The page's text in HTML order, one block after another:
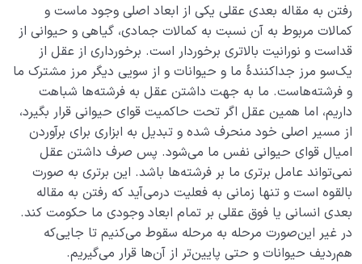
رفتن به مقاله بعدی عقلی یکی از ابعاد اصلی وجود ماست و
کمالات مربوط به آن نسبت به کمالات جمادی، گیاهی و حیوانی از
قداست و نورانیت بالاتری برخوردار است. برخورداری از عقل از
یک‌سو مرز جداکنندۀ ما و حیوانات و از سویی دیگر مرز مشترک ما
و فرشته‌هاست. ما به جهت داشتن عقل به فرشته‌ها شباهت
داریم، اما همین عقل اگر تحت حاکمیت قوای حیوانی قرار بگیرد،
از مسیر اصلی خود منحرف شده و تبدیل به ابزاری برای برآوردن
امیال قوای حیوانی نفس ما می‌شود. پس صرف داشتن عقل
نمی‌تواند عامل برتری ما بر فرشته‌ها باشد. این برتری به صورت
بالقوه است و تنها زمانی به فعلیت درمی‌آید که رفتن به مقاله
بعدی انسانی یا فوق عقلی بر تمام ابعاد وجودی ما حکومت کند.
در غیر این‌صورت مرحله به مرحله سقوط می‌کنیم تا جایی‌که
هم‌ردیف حیوانات و حتی پایین‌تر از آن‌ها قرار ‌می‌گیریم.